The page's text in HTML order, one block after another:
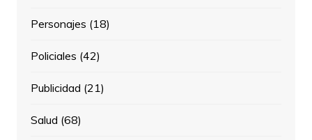
Personajes (18)
Policiales (42)
Publicidad (21)
Salud (68)